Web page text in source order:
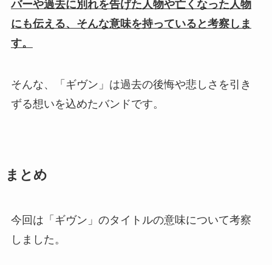
バーや過去に別れを告げた人物や亡くなった人物
にも伝える、そんな意味を持っていると考察しま
す。
そんな、「ギヴン」は過去の後悔や悲しさを引き
ずる想いを込めたバンドです。
まとめ
今回は「ギヴン」のタイトルの意味について考察
しました。